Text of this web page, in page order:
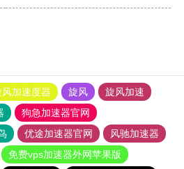
风加速度器 旋风
旋风加速
狗急加速器官网
优途加速器官网
风驰加速器
免费vps加速器外网苹果版